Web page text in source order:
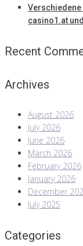
Verschiedene
casino1.at
Recent
Archives
August 2026
July 2026
June 2026
March 2026
February 2026
January 2026
December
July 2025
Categories